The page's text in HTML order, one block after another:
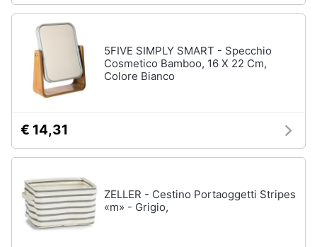
5FIVE SIMPLY SMART - Specchio
Cosmetico Bamboo, 16 X 22 Cm,
Colore Bianco
€ 14,31
ZELLER - Cestino Portaoggetti Stripes
«m» - Grigio,